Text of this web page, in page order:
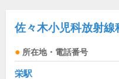
佐々木小児科放射線
所在地・電話番号
栄駅